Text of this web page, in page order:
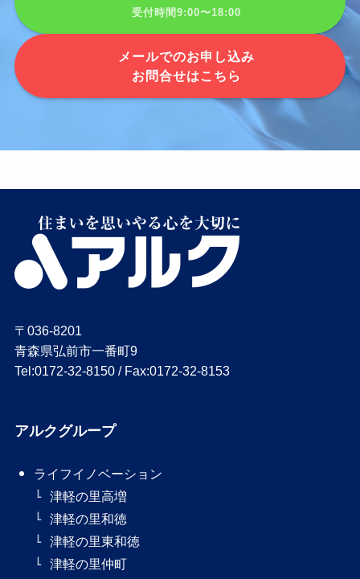
受付時間9:00〜18:00
メールでのお申し込み
お問合せはこちら
〒036-8201
青森県弘前市一番町9
Tel:0172-32-8150 / Fax:0172-32-8153
アルクグループ
ライフイノベーション
津軽の里高増
津軽の里和徳
津軽の里東和徳
津軽の里仲町